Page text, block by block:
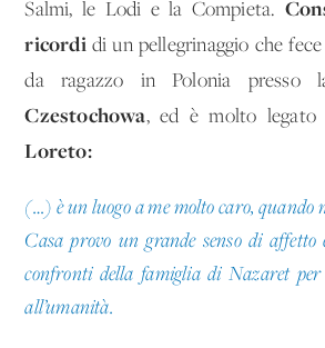
Salmi, le Lodi e la Compieta.
ricordi di un pellegrinaggio che
da ragazzo in Polonia presso
Czestochowa, ed è molto legato
Loreto:
(…) è un luogo a me molto caro, quando
Casa provo un grande senso di
confronti della famiglia di Nazaret per
all’umanità.